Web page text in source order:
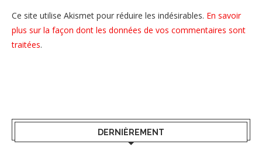
Ce site utilise Akismet pour réduire les indésirables. En savoir
plus sur la façon dont les données de vos commentaires sont
traitées.
DERNIÈREMENT